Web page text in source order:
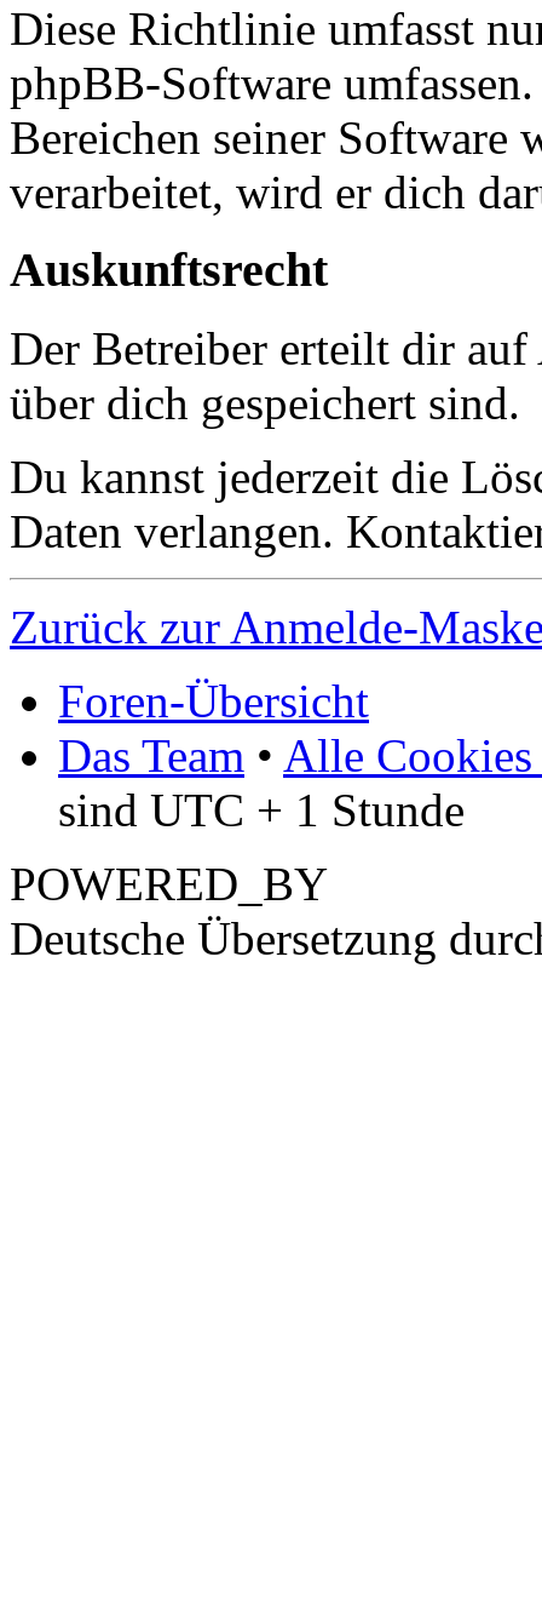
Diese Richtlinie umfasst
phpBB-Software
Bereichen seiner Software
verarbeitet, wird er dich
Auskunftsrecht
Der Betreiber erteilt dir
über dich gespeichert sind.
Du kannst jederzeit die
Daten verlangen.
Zurück zur Anmelde-
Foren-Übersicht
Das Team • Alle Cookies
sind UTC + 1 Stunde
POWERED_BY
Deutsche Übersetzung